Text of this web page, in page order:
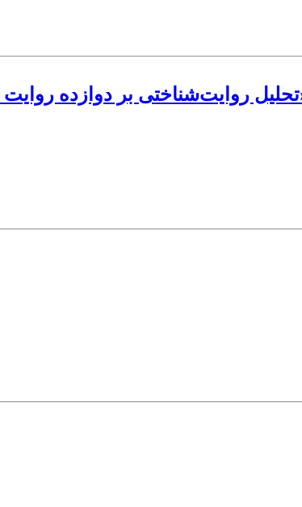
عزرائیل»